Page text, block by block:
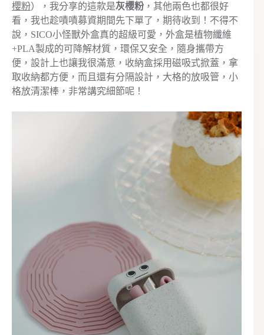
櫻粉），我分享的這款是灰櫻粉 ，其他兩色也都很好
看，我也趁嘖嘖募資期間先下單了，期待收到！不得不
說，SICO小怪獸外盒真的超級可愛，外盒是植物纖維
+PLA製成的可降解材質，環保又安全，隨身攜帶方
便，設計上也讓我很滿意，收納盒採用磁吸式掀蓋，拿
取收納都方便，而且還有分隔設計，大格的放吸管，小
格放清潔棒，非常講究細節呢！